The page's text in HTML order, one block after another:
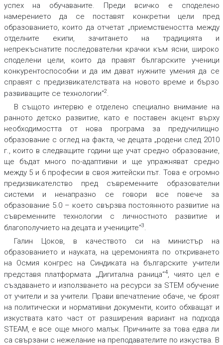
успех на обучаваните. Преди всичко е споделено
намерението да се поставят конкретни цели пред
образованието, които да отчетат „приемствеността между
отделните екипи, зачитането на традицията и
непрекъснатите последователни крачки към ясни, широко
споделени цели, които да правят българските ученици
конкурентоспособни и да им дават нужните умения да се
справят с предизвикателствата на новото време и бързо
развиващите се технологии“2.
В същото интервю е отделено специално внимание на
ранното детско развитие, като е поставен акцент върху
необходимостта от нова програма за предучилищно
образование с оглед на факта, че децата „родени след 2010
г., които в следващите години ще учат средно образование,
ще бъдат много по-адаптивни и ще упражняват средно
между 5 и 6 професии в своя житейски път. Това е огромно
предизвикателство пред съвременните образователни
системи и ненапразно се говори все повече за
образование 5.0 – което свързва постоянното развитие на
съвременните технологии с личностното развитие и
благополучието на децата и учениците“3.
Галин Цоков, в качеството си на министър на
образованието и науката, на церемонията по откриването
на Осмия конгрес на Синдиката на българските учители
представя платформата „Дигитална раница“4, чиято цел е
създаването и използването на ресурси за STEM обучение
от учители и за учители. Прави впечатление обаче, че броят
на политически и нормативни документи, които обхващат и
изкуствата като част от разширения вариант на подхода
STEAM, е все още много малък. Причините за това едва ли
са свързани с нежелание на преподавателите по изкуства. В